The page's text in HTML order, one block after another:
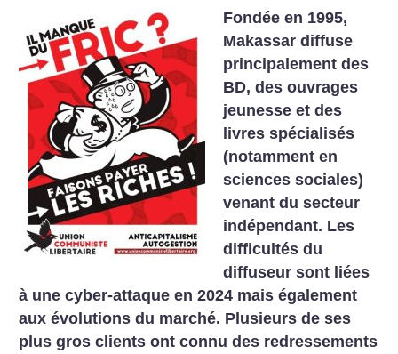
Fondée en 1995,
Makassar diffuse
principalement des
BD, des ouvrages
jeunesse et des
livres spécialisés
(notamment en
sciences sociales)
venant du secteur
indépendant. Les
difficultés du
diffuseur sont liées
à une cyber-attaque en 2024 mais également
aux évolutions du marché. Plusieurs de ses
plus gros clients ont connu des redressements